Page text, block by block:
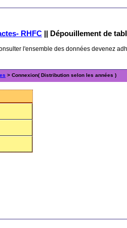
RHFC || Dépouillement de
l'ensemble des données devenez
> Connexion( Distribution selon les années )